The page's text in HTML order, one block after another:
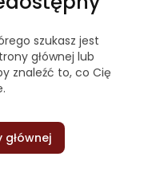
szukasz jest
głównej lub
znaleźć to, co Cię
głównej